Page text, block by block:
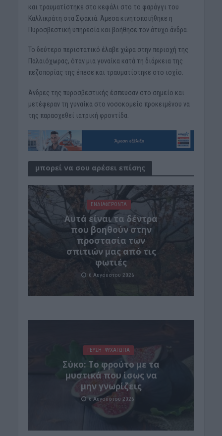
και τραυματίστηκε στο κεφάλι στο το φαράγγι του
Καλλικράτη στα Σφακιά. Άμεσα κινητοποιήθηκε η
Πυροσβεστική υπηρεσία και βοήθησε τον άτυχο άνδρα.
Το δεύτερο περιστατικό έλαβε χώρα στην περιοχή της
Παλαιόχωρας, όταν μια γυναίκα κατά τη διάρκεια της
πεζοπορίας της έπεσε και τραυματίστηκε στο ισχίο.
Άνδρες της πυροσβεστικής έσπευσαν στο σημείο και
μετέφεραν τη γυναίκα στο νοσοκομείο προκειμένου να
της παρασχεθεί ιατρική φροντίδα.
μπορεί να σου αρέσει επίσης
ΕΝΔΙΑΦΕΡΟΝΤΑ
Αυτά είναι τα δέντρα
που βοηθούν στην
προστασία των
σπιτιών μας από τις
φωτιές
6 Αυγούστου 2026
ΓΕΎΣΗ - ΨΥΧΑΓΩΓΊΑ
Σύκο: Το φρούτο με τα
μυστικά που ίσως να
μην γνωρίζεις
6 Αυγούστου 2026